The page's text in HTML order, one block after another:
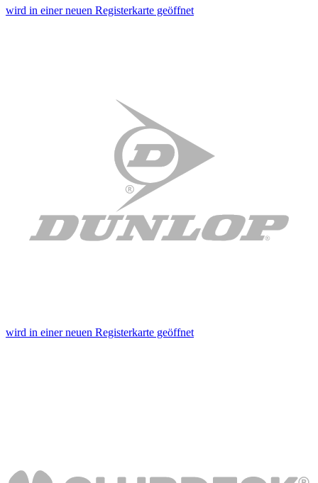
wird in einer neuen Registerkarte geöffnet
wird in einer neuen Registerkarte geöffnet